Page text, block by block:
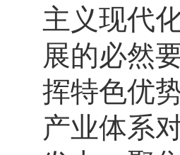
主义现代
展的必然
挥特色优
产业体系